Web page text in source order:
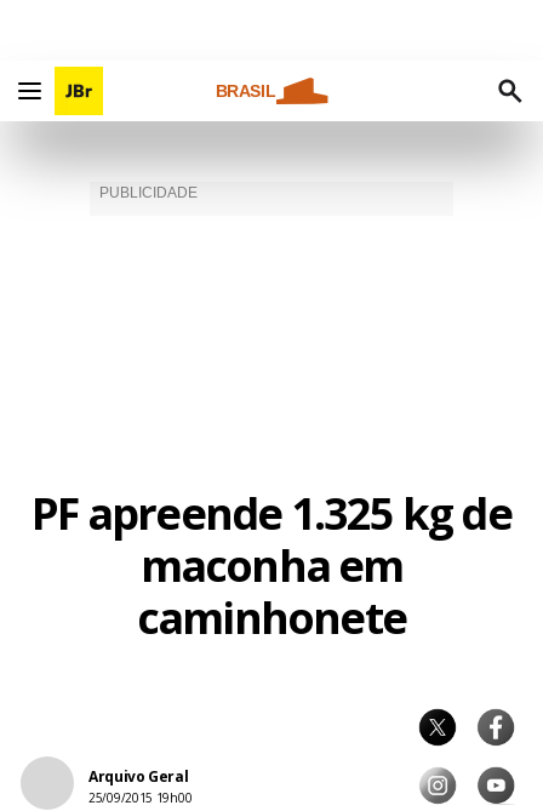
BRASIL
PF apreende 1.325 kg de
maconha em
caminhonete
Arquivo Geral
25/09/2015 19h00